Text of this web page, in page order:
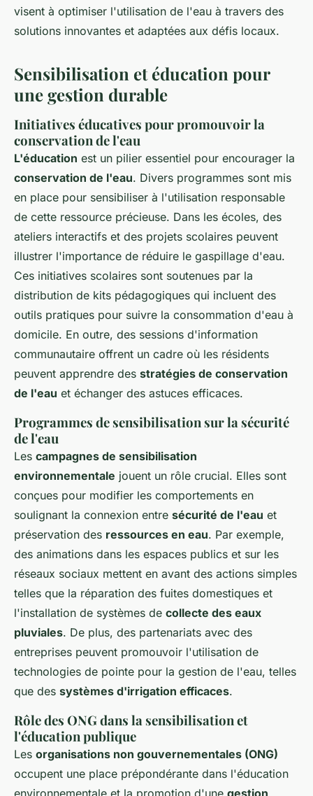
visent à optimiser l'utilisation de l'eau à travers des
solutions innovantes et adaptées aux défis locaux.
Sensibilisation et éducation pour
une gestion durable
Initiatives éducatives pour promouvoir la
conservation de l'eau
L'éducation est un pilier essentiel pour encourager la
conservation de l'eau. Divers programmes sont mis
en place pour sensibiliser à l'utilisation responsable
de cette ressource précieuse. Dans les écoles, des
ateliers interactifs et des projets scolaires peuvent
illustrer l'importance de réduire le gaspillage d'eau.
Ces initiatives scolaires sont soutenues par la
distribution de kits pédagogiques qui incluent des
outils pratiques pour suivre la consommation d'eau à
domicile. En outre, des sessions d'information
communautaire offrent un cadre où les résidents
peuvent apprendre des stratégies de conservation
de l'eau et échanger des astuces efficaces.
Programmes de sensibilisation sur la sécurité
de l'eau
Les campagnes de sensibilisation
environnementale jouent un rôle crucial. Elles sont
conçues pour modifier les comportements en
soulignant la connexion entre sécurité de l'eau et
préservation des ressources en eau. Par exemple,
des animations dans les espaces publics et sur les
réseaux sociaux mettent en avant des actions simples
telles que la réparation des fuites domestiques et
l'installation de systèmes de collecte des eaux
pluviales. De plus, des partenariats avec des
entreprises peuvent promouvoir l'utilisation de
technologies de pointe pour la gestion de l'eau, telles
que des systèmes d'irrigation efficaces.
Rôle des ONG dans la sensibilisation et
l'éducation publique
Les organisations non gouvernementales (ONG)
occupent une place prépondérante dans l'éducation